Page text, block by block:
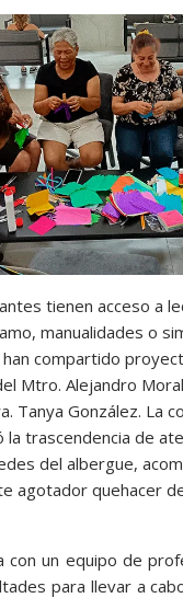
tienen acceso a
manualidades o
compartido
Mtro. Alejandro
Tanya González. La
la trascendencia de
del albergue,
agotador quehacer
con un equipo de
para llevar a